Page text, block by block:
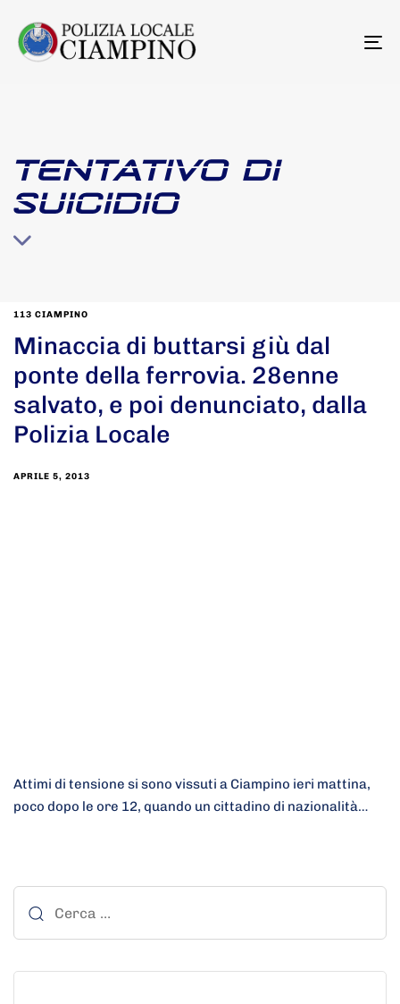
TENTATIVO DI
SUICIDIO
113 CIAMPINO
Minaccia di buttarsi giù dal
ponte della ferrovia. 28enne
salvato, e poi denunciato, dalla
Polizia Locale
APRILE 5, 2013
Attimi di tensione si sono vissuti a Ciampino ieri mattina,
poco dopo le ore 12, quando un cittadino di nazionalità…